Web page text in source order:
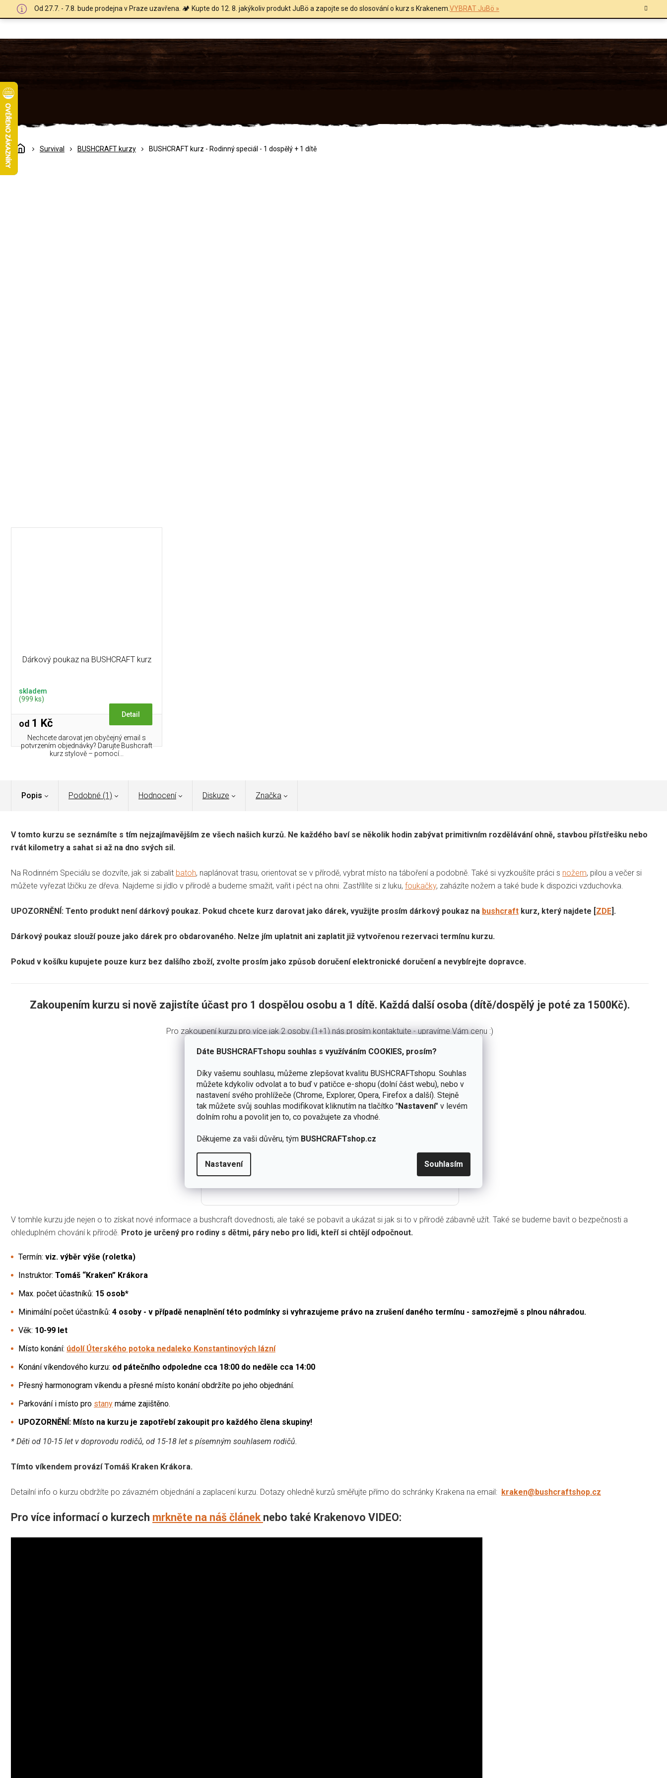
Dáte BUSHCRAFTshopu souhlas s využíváním COOKIES, prosím?
Díky vašemu souhlasu, můžeme zlepšovat kvalitu BUSHCRAFTshopu. Souhlas
můžete kdykoliv odvolat a to buď v patičce e-shopu (dolní část webu), nebo v
nastavení svého prohlížeče (Chrome, Explorer, Opera, Firefox a další). Stejně
tak můžete svůj souhlas modifikovat kliknutím na tlačítko "Nastavení" v levém
dolním rohu a povolit jen to, co považujete za vhodné.
Děkujeme za vaši důvěru, tým BUSHCRAFTshop.cz
Nastavení Souhlasím
Od 27.7. - 7.8. bude prodejna v Praze uzavřena. 🏕️ Kupte do 12. 8. jakýkoliv produkt JuBö a zapojte se do slosování o kurz s Krakenem.VYBRAT JuBö »
DomůSurvival BUSHCRAFT kurzy BUSHCRAFT kurz - Rodinný speciál - 1 dospělý + 1 dítě
Dárkový poukaz na BUSHCRAFT kurz
skladem
(999 ks)
od 1 Kč
Detail
Nechcete darovat jen obyčejný email s
potvrzením objednávky? Darujte Bushcraft
kurz stylově – pomocí...
Popis Podobné (1) Hodnocení Diskuze Značka
V tomto kurzu se seznámíte s tím nejzajímavějším ze všech našich kurzů. Ne každého baví se několik hodin zabývat primitivním rozdělávání ohně, stavbou přístřešku nebo
rvát kilometry a sahat si až na dno svých sil.
Na Rodinném Speciálu se dozvíte, jak si zabalit batoh, naplánovat trasu, orientovat se v přírodě, vybrat místo na táboření a podobně. Také si vyzkoušíte práci s nožem, pilou a večer si
můžete vyřezat lžičku ze dřeva. Najdeme si jídlo v přírodě a budeme smažit, vařit i péct na ohni. Zastřílíte si z luku, foukačky, zaházíte nožem a také bude k dispozici vzduchovka.
UPOZORNĚNÍ: Tento produkt není dárkový poukaz. Pokud chcete kurz darovat jako dárek, využijte prosím dárkový poukaz na bushcraft kurz, který najdete [ ZDE ].
Dárkový poukaz slouží pouze jako dárek pro obdarovaného. Nelze jím uplatnit ani zaplatit již vytvořenou rezervaci termínu kurzu.
Pokud v košíku kupujete pouze kurz bez dalšího zboží, zvolte prosím jako způsob doručení elektronické doručení a nevybírejte dopravce.
Zakoupením kurzu si nově zajistíte účast pro 1 dospělou osobu a 1 dítě. Každá další osoba (dítě/dospělý je poté za 1500Kč).
Pro zakoupení kurzu pro více jak 2 osoby (1+1) nás prosím kontaktujte - upravíme Vám cenu :)
Kalkulačka ceny kurzu
Základní cena:2 500 Kč(1 dospělý + 1 dítě).
Každá další osoba:1 500 Kč.
Cena:2 500 Kč
Minimální počet účastníků je 1 dospělý + 1 dítě.
V tomhle kurzu jde nejen o to získat nové informace a bushcraft dovednosti, ale také se pobavit a ukázat si jak si to v přírodě zábavně užít. Také se budeme bavit o bezpečnosti a
ohleduplném chování k přírodě. Proto je určený pro rodiny s dětmi, páry nebo pro lidi, kteří si chtějí odpočnout.
Termín: viz. výběr výše (roletka)
Instruktor: Tomáš “Kraken” Krákora
Max. počet účastníků: 15 osob*
Minimální počet účastníků: 4 osoby - v případě nenaplnění této podmínky si vyhrazujeme právo na zrušení daného termínu - samozřejmě s plnou náhradou.
Věk: 10-99 let
Místo konání: údolí Úterského potoka nedaleko Konstantinových lázní
Konání víkendového kurzu: od pátečního odpoledne cca 18:00 do neděle cca 14:00
Přesný harmonogram víkendu a přesné místo konání obdržíte po jeho objednání.
Parkování i místo pro stany máme zajištěno.
UPOZORNĚNÍ: Místo na kurzu je zapotřebí zakoupit pro každého člena skupiny!
* Děti od 10-15 let v doprovodu rodičů, od 15-18 let s písemným souhlasem rodičů.
Tímto víkendem provází Tomáš Kraken Krákora.
Detailní info o kurzu obdržíte po závazném objednání a zaplacení kurzu. Dotazy ohledně kurzů směřujte přímo do schránky Krakena na email: kraken@bushcraftshop.cz
Pro více informací o kurzech mrkněte na náš článek nebo také Krakenovo VIDEO: